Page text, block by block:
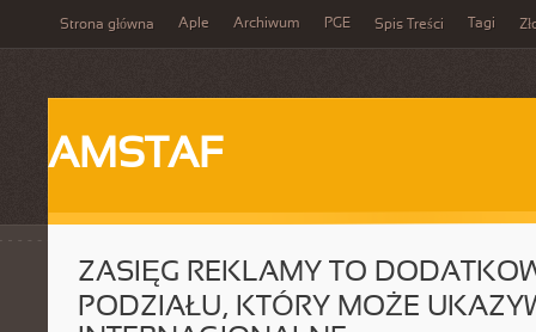
Strona główna Aple Archiwum PGE Spis Treści Tagi
AMSTAF
ZASIĘG REKLAMY TO
PODZIAŁU, KTÓRY MOŻE